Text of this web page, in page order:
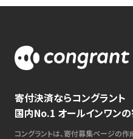
寄付決済ならコングラント
国内No.1 オールインワン
コングラントは、寄付募集ページの作